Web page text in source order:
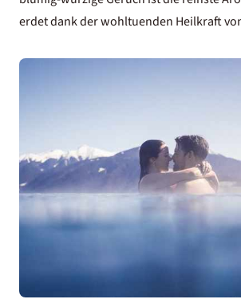
erdet dank der wohltuenden Heilkraft